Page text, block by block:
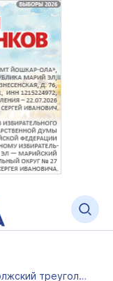
Жители Марий Эл попадут в «Поволжский треугольник»